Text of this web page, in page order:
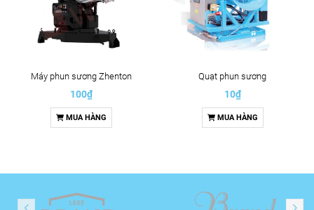
Máy phun sương Zhenton
100₫
MUA HÀNG
Quạt phun sương
10₫
MUA HÀNG